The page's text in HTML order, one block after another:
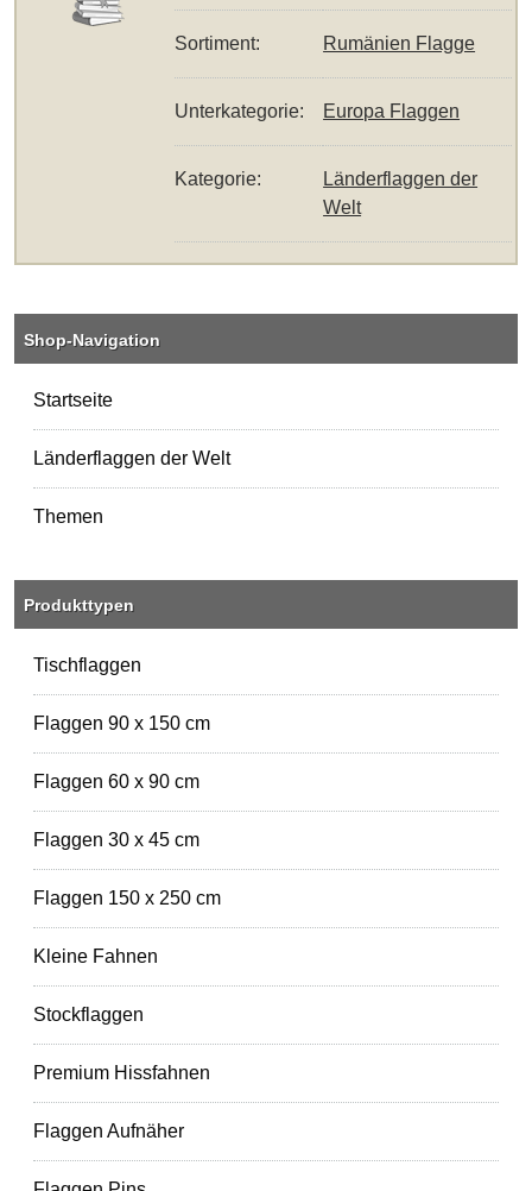
Sortiment: Rumänien Flagge
Unterkategorie: Europa Flaggen
Kategorie:
Länderflaggen der
Welt
Shop-Navigation
Startseite
Länderflaggen der Welt
Themen
Produkttypen
Tischflaggen
Flaggen 90 x 150 cm
Flaggen 60 x 90 cm
Flaggen 30 x 45 cm
Flaggen 150 x 250 cm
Kleine Fahnen
Stockflaggen
Premium Hissfahnen
Flaggen Aufnäher